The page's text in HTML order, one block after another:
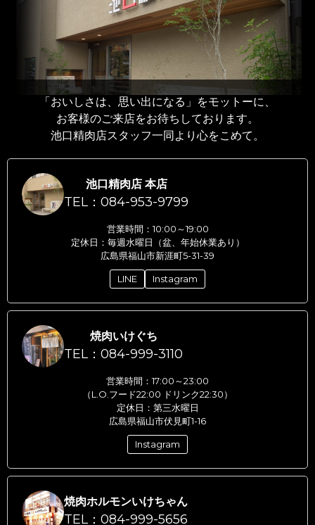
「おいしさは、思い出になる」をモットーに、
お客様のご来店をお待ちしております。
池口精肉店スタッフ一同より心をこめて。
池口精肉店 本店
TEL：084-953-9799
営業時間：10:00～19:00
定休日：毎週水曜日（盆、年始休業あり）
広島県福山市新涯町5-31-39
LINE Instagram
焼肉いけぐち
TEL：084-999-3110
営業時間：17:00～23:00
（L.O.フード22:00 ドリンク22:30）
定休日：第三水曜日
広島県福山市伏見町1-16
Instagram
焼肉ホルモンいけちゃん
TEL：084-999-5656